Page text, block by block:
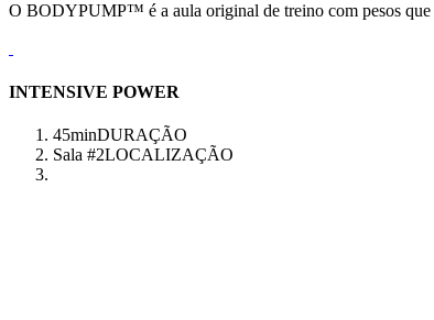
O BODYPUMP™ é a aula original de treino com pesos que
INTENSIVE POWER
45minDURAÇÃO
Sala #2LOCALIZAÇÃO